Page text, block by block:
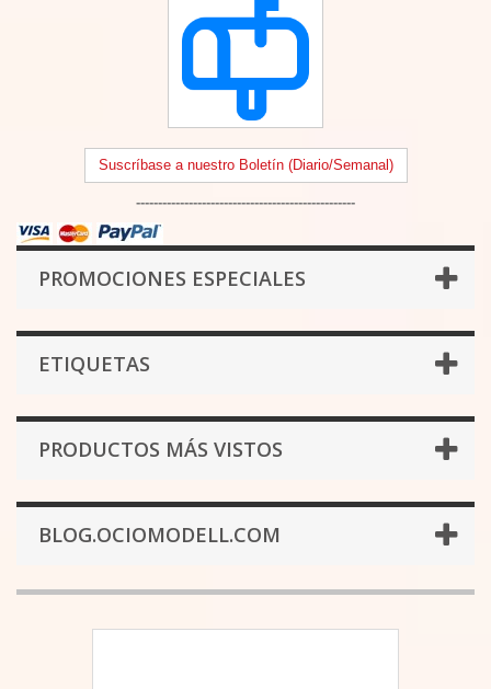
Suscríbase a nuestro Boletín (Diario/Semanal)
--------------------------------------------------
PROMOCIONES ESPECIALES
ETIQUETAS
PRODUCTOS MÁS VISTOS
BLOG.OCIOMODELL.COM